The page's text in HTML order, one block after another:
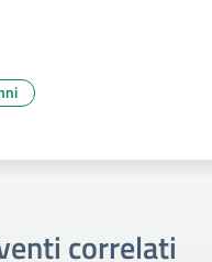
correlati